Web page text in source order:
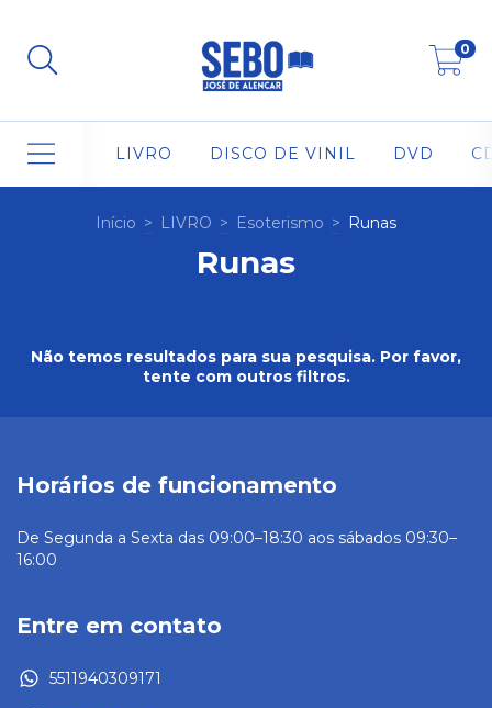
0
LIVRO DISCO DE VINIL DVD
Início > LIVRO > Esoterismo > Runas
Runas
Não temos resultados para sua pesquisa. Por favor,
tente com outros filtros.
Horários de funcionamento
De Segunda a Sexta das 09:00–18:30 aos sábados 09:30–
16:00
Entre em contato
5511940309171